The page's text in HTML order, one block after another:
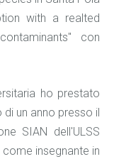
with a realted
con
ho prestato
un anno presso il
SIAN dell'ULSS
insegnante in